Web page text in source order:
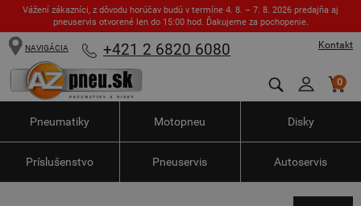
Vážení zákazníci, z dôvodu horúčav budú v termíne 4. 8. – 7. 8. 2026 predajňa aj
pneuservis otvorené len do 15:00 hod. Ďakujeme za pochopenie.
Kontakt
NAVIGÁCIA +421 2 6820 6080
0
Pneumatiky Motopneu Disky
Príslušenstvo Pneuservis Autoservis